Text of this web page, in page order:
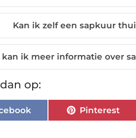
Kan ik zelf een sapkuur
kan ik meer informatie over
op:
Pinterest